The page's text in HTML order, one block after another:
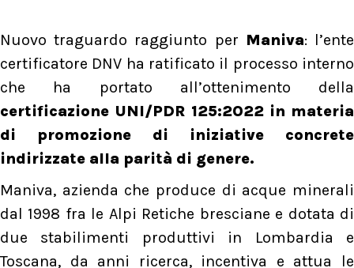
Nuovo traguardo raggiunto per Maniva: l’ente
certificatore DNV ha ratificato il processo interno
che ha portato all’ottenimento della
certificazione UNI/PDR 125:2022 in materia
di promozione di iniziative concrete
indirizzate alla parità di genere.
Maniva, azienda che produce di acque minerali
dal 1998 fra le Alpi Retiche bresciane e dotata di
due stabilimenti produttivi in Lombardia e
Toscana, da anni ricerca, incentiva e attua le